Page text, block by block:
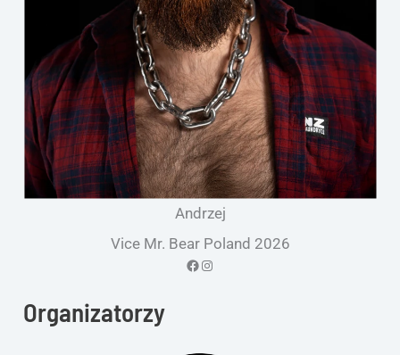
Andrzej
Vice Mr. Bear Poland 2026
Facebook Instagram
Organizatorzy